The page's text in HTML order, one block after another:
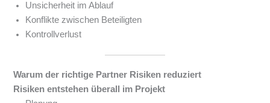
Unsicherheit im Ablauf
Konflikte zwischen Beteiligten
Kontrollverlust
Warum der richtige Partner Risiken reduziert
Risiken entstehen überall im Projekt